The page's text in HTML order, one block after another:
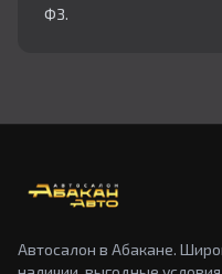
ФЗ.
Автосалон в Абакане.